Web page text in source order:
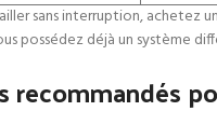
sans interruption, achetez
possédez déjà un système